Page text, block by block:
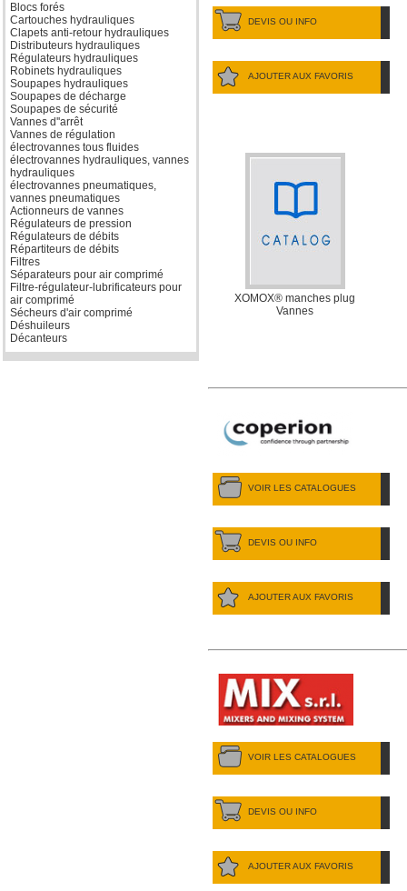
Blocs forés
Cartouches hydrauliques
Clapets anti-retour hydrauliques
Distributeurs hydrauliques
Régulateurs hydrauliques
Robinets hydrauliques
Soupapes hydrauliques
Soupapes de décharge
Soupapes de sécurité
Vannes d''arrêt
Vannes de régulation
électrovannes tous fluides
électrovannes hydrauliques, vannes
hydrauliques
électrovannes pneumatiques,
vannes pneumatiques
Actionneurs de vannes
Régulateurs de pression
Régulateurs de débits
Répartiteurs de débits
Filtres
Séparateurs pour air comprimé
Filtre-régulateur-lubrificateurs pour
air comprimé
Sécheurs d'air comprimé
Déshuileurs
Décanteurs
DEVIS OU INFO
AJOUTER AUX FAVORIS
XOMOX® manches plug
Vannes
VOIR LES CATALOGUES
DEVIS OU INFO
AJOUTER AUX FAVORIS
VOIR LES CATALOGUES
DEVIS OU INFO
AJOUTER AUX FAVORIS